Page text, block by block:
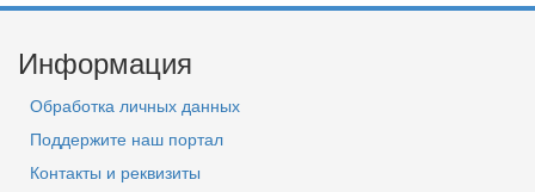
Информация
Обработка личных данных
Поддержите наш портал
Контакты и реквизиты